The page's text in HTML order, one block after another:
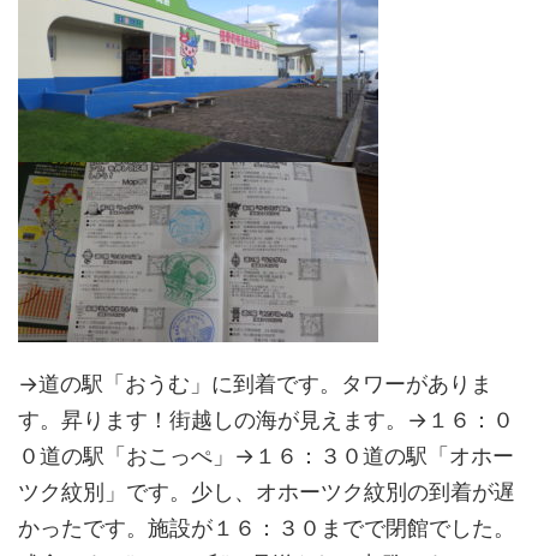
→道の駅「おうむ」に到着です。タワーがありま
す。昇ります！街越しの海が見えます。→１６：０
０道の駅「おこっぺ」→１６：３０道の駅「オホー
ツク紋別」です。少し、オホーツク紋別の到着が遅
かったです。施設が１６：３０までで閉館でした。